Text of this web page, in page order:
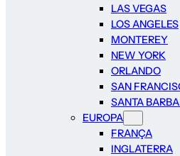
LAS VEGAS
LOS ANGELES
MONTEREY
NEW YORK
ORLANDO
SAN
SANTA
EUROPA
FRANÇA
INGLATERRA